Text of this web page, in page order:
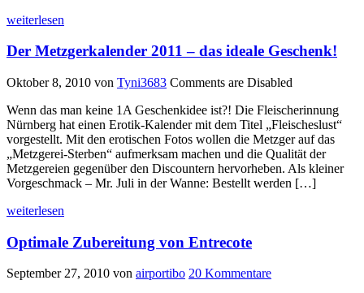
weiterlesen
Der Metzgerkalender 2011 – das ideale Geschenk!
Oktober 8, 2010 von Tyni3683 Comments are Disabled
Wenn das man keine 1A Geschenkidee ist?! Die Fleischerinnung
Nürnberg hat einen Erotik-Kalender mit dem Titel „Fleischeslust“
vorgestellt. Mit den erotischen Fotos wollen die Metzger auf das
„Metzgerei-Sterben“ aufmerksam machen und die Qualität der
Metzgereien gegenüber den Discountern hervorheben. Als kleiner
Vorgeschmack – Mr. Juli in der Wanne: Bestellt werden […]
weiterlesen
Optimale Zubereitung von Entrecote
September 27, 2010 von airportibo 20 Kommentare